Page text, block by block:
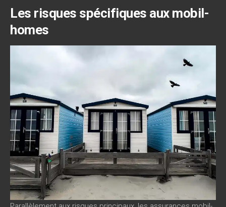
Les risques spécifiques aux mobil-
homes